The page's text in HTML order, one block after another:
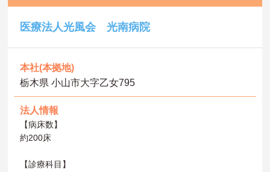
医療法人光風会 光南病院
本社(本拠地)
栃木県 小山市大字乙女795
法人情報
【病床数】
約200床
【診療科目】